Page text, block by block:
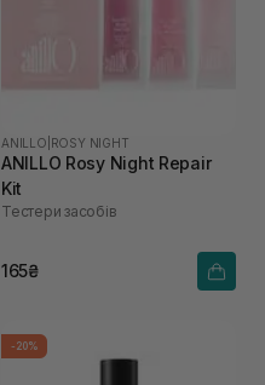
ANILLO ROSY NIGHT
ANILLO Rosy Night Repair
Kit
Тестери засобів
165₴
-20%